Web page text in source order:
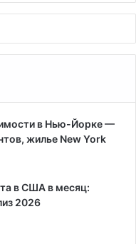
в Нью-Йорке —
жилье New York
в США в месяц:
2026